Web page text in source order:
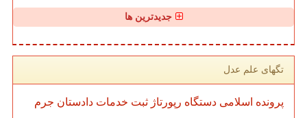
جدیدترین ها
تگهای علم عدل
پرونده اسلامی دستگاه رپورتاژ ثبت خدمات دادستان جرم